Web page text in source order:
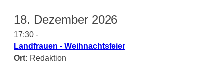
18. Dezember 2026
17:30 -
Landfrauen - Weihnachtsfeier
Ort: Redaktion